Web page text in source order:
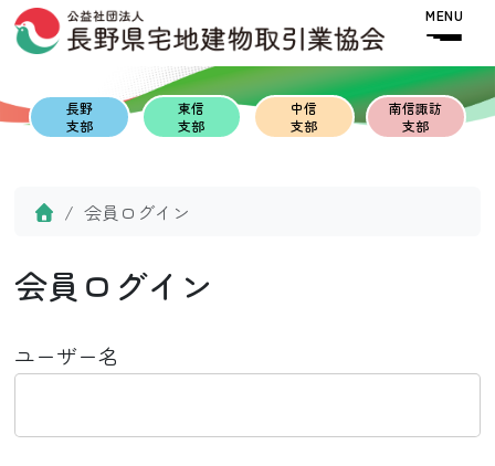
Skip to content
Skip to footer
長野
支部
東信
支部
中信
支部
南信諏訪
支部
Home会員ログイン
会員ログイン
ユーザー名
MENU